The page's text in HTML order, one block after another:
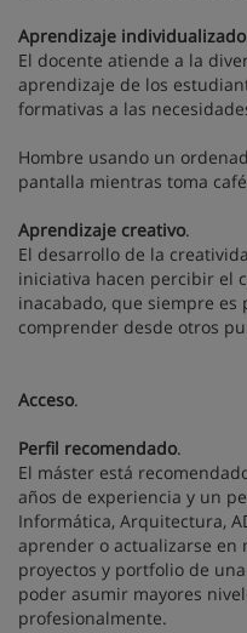
Aprendizaje individualizado
El docente atiende a la
aprendizaje de los
formativas a las
Hombre usando un
pantalla mientras toma café
Aprendizaje creativo.
El desarrollo de la
iniciativa hacen percibir el
inacabado, que siempre
comprender desde otros
Acceso.
Perfil recomendado.
El máster está
años de experiencia y un
Informática, Arquitectura,
aprender o actualizarse en
proyectos y portfolio de
poder asumir mayores
profesionalmente.